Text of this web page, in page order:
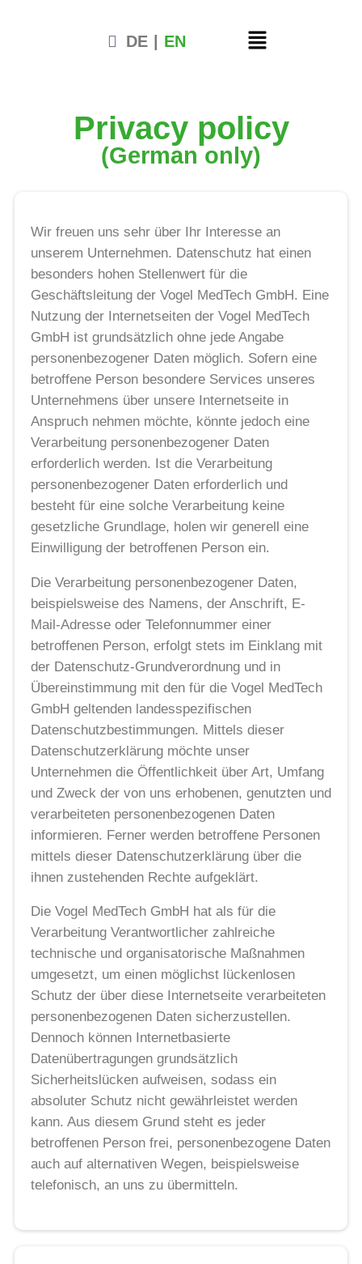
DE EN
Privacy policy
(German only)
Wir freuen uns sehr über Ihr Interesse an
unserem Unternehmen. Datenschutz hat einen
besonders hohen Stellenwert für die
Geschäftsleitung der Vogel MedTech GmbH. Eine
Nutzung der Internetseiten der Vogel MedTech
GmbH ist grundsätzlich ohne jede Angabe
personenbezogener Daten möglich. Sofern eine
betroffene Person besondere Services unseres
Unternehmens über unsere Internetseite in
Anspruch nehmen möchte, könnte jedoch eine
Verarbeitung personenbezogener Daten
erforderlich werden. Ist die Verarbeitung
personenbezogener Daten erforderlich und
besteht für eine solche Verarbeitung keine
gesetzliche Grundlage, holen wir generell eine
Einwilligung der betroffenen Person ein.
Die Verarbeitung personenbezogener Daten,
beispielsweise des Namens, der Anschrift, E-
Mail-Adresse oder Telefonnummer einer
betroffenen Person, erfolgt stets im Einklang mit
der Datenschutz-Grundverordnung und in
Übereinstimmung mit den für die Vogel MedTech
GmbH geltenden landesspezifischen
Datenschutzbestimmungen. Mittels dieser
Datenschutzerklärung möchte unser
Unternehmen die Öffentlichkeit über Art, Umfang
und Zweck der von uns erhobenen, genutzten und
verarbeiteten personenbezogenen Daten
informieren. Ferner werden betroffene Personen
mittels dieser Datenschutzerklärung über die
ihnen zustehenden Rechte aufgeklärt.
Die Vogel MedTech GmbH hat als für die
Verarbeitung Verantwortlicher zahlreiche
technische und organisatorische Maßnahmen
umgesetzt, um einen möglichst lückenlosen
Schutz der über diese Internetseite verarbeiteten
personenbezogenen Daten sicherzustellen.
Dennoch können Internetbasierte
Datenübertragungen grundsätzlich
Sicherheitslücken aufweisen, sodass ein
absoluter Schutz nicht gewährleistet werden
kann. Aus diesem Grund steht es jeder
betroffenen Person frei, personenbezogene Daten
auch auf alternativen Wegen, beispielsweise
telefonisch, an uns zu übermitteln.